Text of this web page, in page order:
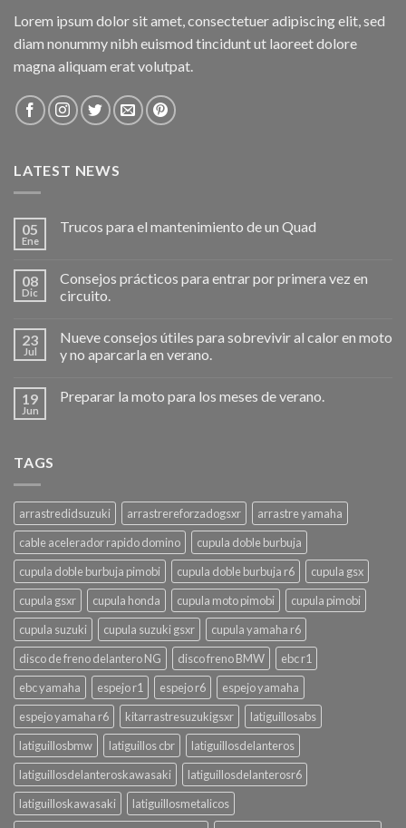
Lorem ipsum dolor sit amet, consectetuer adipiscing elit, sed
diam nonummy nibh euismod tincidunt ut laoreet dolore
magna aliquam erat volutpat.
LATEST NEWS
05
Ene
Trucos para el mantenimiento de un Quad
08
Dic
Consejos prácticos para entrar por primera vez en
circuito.
23
Jul
Nueve consejos útiles para sobrevivir al calor en moto
y no aparcarla en verano.
19
Jun
Preparar la moto para los meses de verano.
TAGS
arrastredidsuzuki arrastrereforzadogsxr
arrastre yamaha
cable acelerador rapido domino
cupula doble burbuja
cupula doble burbuja pimobi
cupula doble burbuja r6
cupula gsx
cupula gsxr
cupula honda cupula moto pimobi
cupula pimobi
cupula suzuki
cupula suzuki gsxr
cupula yamaha r6
disco de freno delantero NG
disco freno BMW
ebc r1
ebc yamaha
espejo r1 espejo r6
espejo yamaha
espejo yamaha r6
kitarrastresuzukigsxr
latiguillosabs
latiguillosbmw
latiguillos cbr
latiguillosdelanteros
latiguillosdelanteroskawasaki
latiguillosdelanterosr6
latiguilloskawasaki
latiguillosmetalicos